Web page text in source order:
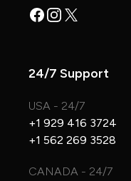
Facebook
Instagram
X
24/7 Support
USA - 24/7
+1 929 416 3724
+1 562 269 3528
CANADA - 24/7